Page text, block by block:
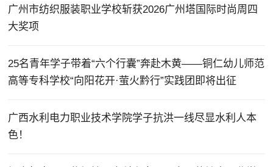
广州市纺织服装职业学校斩获2026广州塔国际时尚周四
大奖项
25名青年学子带着“六个行囊”奔赴木黄——铜仁幼儿师范
高等专科学校“向阳花开·萤火黔行”实践团即将出征
广西水利电力职业技术学院学子抗洪一线尽显水利人本
色！